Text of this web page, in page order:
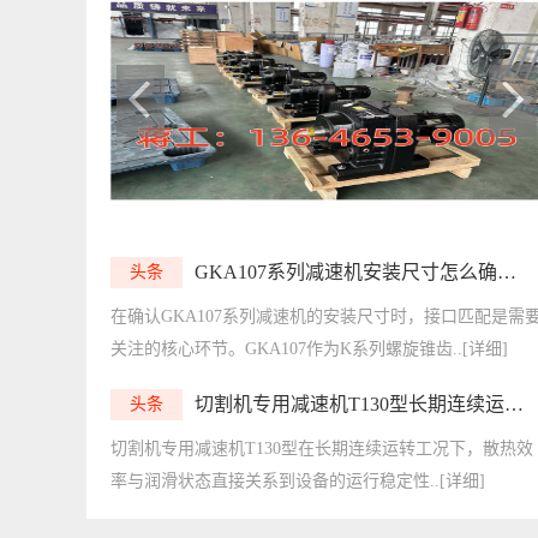
头条 GKA107系列减速机安装尺寸怎么确认？新诚梳理常见接口匹配
在确认GKA107系列减速机的安装尺寸时，接口匹配是需
关注的核心环节。GKA107作为K系列螺旋锥齿..[详细]
头条 切割机专用减速机T130型长期连续运转，新诚提示散热与润滑要点
切割机专用减速机T130型在长期连续运转工况下，散热效
率与润滑状态直接关系到设备的运行稳定性..[详细]